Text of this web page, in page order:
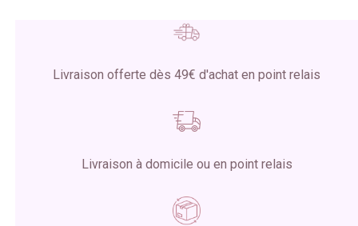
Livraison offerte dès 49€ d'achat en point relais
Livraison à domicile ou en point relais